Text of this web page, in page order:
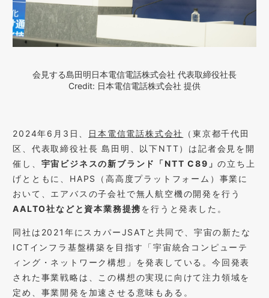
会見する島田明日本電信電話株式会社 代表取締役社長
Credit: 日本電信電話株式会社 提供
2024年6月3日、 日本電信電話株式会社
（東京都千代田
区、代表取締役社長 島田明、以下NTT）は記者会見を開
催し、 宇宙ビジネスの新ブランド「NTT C89」の立ち上
げとともに、HAPS（高高度プラットフォーム）事業に
おいて、エアバスの子会社で無人航空機の開発を行う
AALTO社などと資本業務提携を行うと発表した。
同社は2021年にスカパーJSATと共同で、宇宙の新たな
ICTインフラ基盤構築を目指す「宇宙統合コンピューテ
ィング・ネットワーク構想」を発表している。今回発表
された事業戦略は、この構想の実現に向けて注力領域を
定め、事業開発を加速させる意味もある。